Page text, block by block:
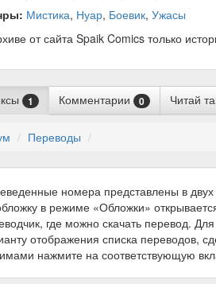
Мистика, Нуар, Боевик, Ужасы
от сайта Spaik Comics только
1 Комментарии 0 Читай
Переводы
номера представлены в
в режиме «Обложки»
где можно скачать перевод.
отображения списка переводов,
нажмите на соответствующую